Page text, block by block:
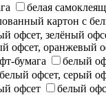
белая
картон с
офсет, зелёный
офсет, оранжевый
бумага
белый
белый офсет, серый
офсет
белый